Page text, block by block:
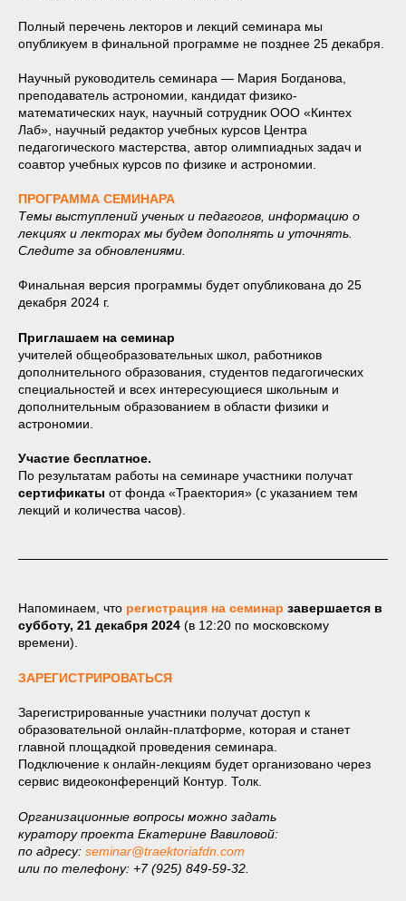
Полный перечень лекторов и лекций семинара мы
опубликуем в финальной программе не позднее 25 декабря.
Научный руководитель семинара — Мария Богданова,
преподаватель астрономии, кандидат физико-
математических наук, научный сотрудник ООО «Кинтех
Лаб», научный редактор учебных курсов Центра
педагогического мастерства, автор олимпиадных задач и
соавтор учебных курсов по физике и астрономии.
ПРОГРАММА СЕМИНАРА
Темы выступлений ученых и педагогов, информацию о
лекциях и лекторах мы будем дополнять и уточнять.
Следите за обновлениями.
Финальная версия программы будет опубликована до 25
декабря 2024 г.
Приглашаем на семинар
учителей общеобразовательных школ, работников
дополнительного образования, студентов педагогических
специальностей и всех интересующиеся школьным и
дополнительным образованием в области физики и
астрономии.
Участие бесплатное.
По результатам работы на семинаре участники получат
сертификаты от фонда «Траектория» (с указанием тем
лекций и количества часов).
Напоминаем, что регистрация на семинар завершается в
субботу, 21 декабря 2024 (в 12:20 по московскому
времени).
ЗАРЕГИСТРИРОВАТЬСЯ
Зарегистрированные участники получат доступ к
образовательной онлайн-платформе, которая и станет
главной площадкой проведения семинара.
Подключение к онлайн-лекциям будет организовано через
сервис видеоконференций Контур. Толк.
Организационные вопросы можно задать
куратору проекта Екатерине Вавиловой:
по адресу: seminar@traektoriafdn.com
или по телефону: +7 (925) 849-59-32.